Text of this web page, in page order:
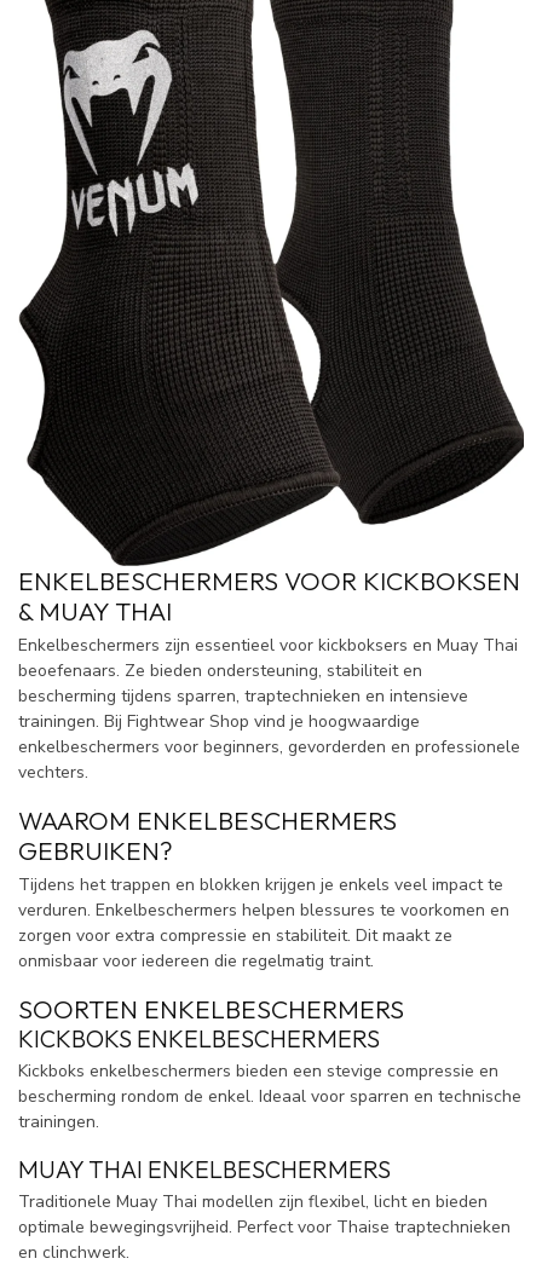
ENKELBESCHERMERS VOOR KICKBOKSEN
& MUAY THAI
Enkelbeschermers zijn essentieel voor kickboksers en Muay Thai
beoefenaars. Ze bieden ondersteuning, stabiliteit en
bescherming tijdens sparren, traptechnieken en intensieve
trainingen. Bij Fightwear Shop vind je hoogwaardige
enkelbeschermers voor beginners, gevorderden en professionele
vechters.
WAAROM ENKELBESCHERMERS
GEBRUIKEN?
Tijdens het trappen en blokken krijgen je enkels veel impact te
verduren. Enkelbeschermers helpen blessures te voorkomen en
zorgen voor extra compressie en stabiliteit. Dit maakt ze
onmisbaar voor iedereen die regelmatig traint.
SOORTEN ENKELBESCHERMERS
KICKBOKS ENKELBESCHERMERS
Kickboks enkelbeschermers bieden een stevige compressie en
bescherming rondom de enkel. Ideaal voor sparren en technische
trainingen.
MUAY THAI ENKELBESCHERMERS
Traditionele Muay Thai modellen zijn flexibel, licht en bieden
optimale bewegingsvrijheid. Perfect voor Thaise traptechnieken
en clinchwerk.